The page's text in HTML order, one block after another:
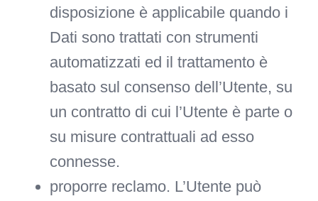
disposizione è applicabile quando i
Dati sono trattati con strumenti
automatizzati ed il trattamento è
basato sul consenso dell’Utente, su
un contratto di cui l’Utente è parte o
su misure contrattuali ad esso
connesse.
proporre reclamo. L’Utente può